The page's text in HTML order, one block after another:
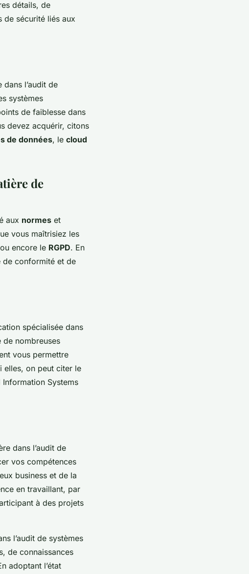
détails, de
de sécurité liés aux
l’audit de
systèmes
de faiblesse dans
devez acquérir, citons
de données, le cloud
de
aux normes et
vous maîtrisiez les
ou encore le RGPD. En
de conformité et de
spécialisée dans
de nombreuses
vous permettre
elles, on peut citer le
Systems
dans l’audit de
vos compétences
business et de la
en travaillant, par
à des projets
l’audit de systèmes
de connaissances
adoptant l’état